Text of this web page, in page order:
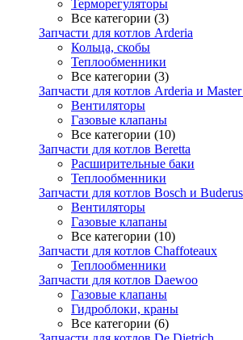
Терморегуляторы
Все категории (3)
Запчасти для котлов Arderia
Кольца, скобы
Теплообменники
Все категории (3)
Запчасти для котлов Arderia и
Вентиляторы
Газовые клапаны
Все категории (10)
Запчасти для котлов Beretta
Расширительные баки
Теплообменники
Запчасти для котлов Bosch и Buderus
Вентиляторы
Газовые клапаны
Все категории (10)
Запчасти для котлов Chaffoteaux
Теплообменники
Запчасти для котлов Daewoo
Газовые клапаны
Гидроблоки, краны
Все категории (6)